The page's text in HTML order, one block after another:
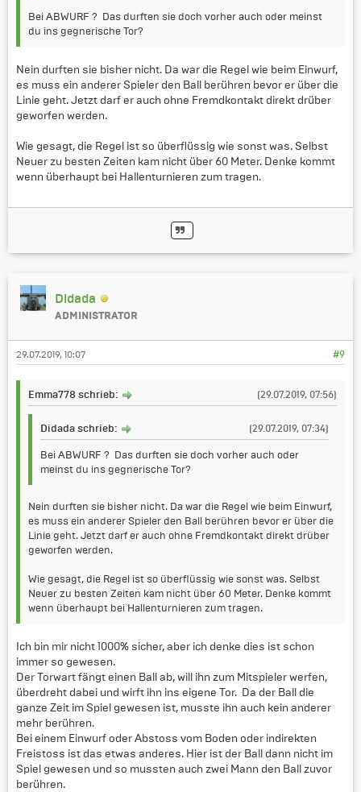
Bei ABWURF ? Das durften sie doch vorher auch oder meinst
du ins gegnerische Tor?
Nein durften sie bisher nicht. Da war die Regel wie beim Einwurf,
es muss ein anderer Spieler den Ball berühren bevor er über die
Linie geht. Jetzt darf er auch ohne Fremdkontakt direkt drüber
geworfen werden.
Wie gesagt, die Regel ist so überflüssig wie sonst was. Selbst
Neuer zu besten Zeiten kam nicht über 60 Meter. Denke kommt
wenn überhaupt bei Hallenturnieren zum tragen.
Didada
ADMINISTRATOR
#9
29.07.2019, 10:07
(29.07.2019, 07:56)
Emma778 schrieb:
(29.07.2019, 07:34)
Didada schrieb:
Bei ABWURF ? Das durften sie doch vorher auch oder
meinst du ins gegnerische Tor?
Nein durften sie bisher nicht. Da war die Regel wie beim Einwurf,
es muss ein anderer Spieler den Ball berühren bevor er über die
Linie geht. Jetzt darf er auch ohne Fremdkontakt direkt drüber
geworfen werden.
Wie gesagt, die Regel ist so überflüssig wie sonst was. Selbst
Neuer zu besten Zeiten kam nicht über 60 Meter. Denke kommt
wenn überhaupt bei Hallenturnieren zum tragen.
Ich bin mir nicht 1000% sicher, aber ich denke dies ist schon
immer so gewesen.
Der Torwart fängt einen Ball ab, will ihn zum Mitspieler werfen,
überdreht dabei und wirft ihn ins eigene Tor. Da der Ball die
ganze Zeit im Spiel gewesen ist, musste ihn auch kein anderer
mehr berühren.
Bei einem Einwurf oder Abstoss vom Boden oder indirekten
Freistoss ist das etwas anderes. Hier ist der Ball dann nicht im
Spiel gewesen und so mussten auch zwei Mann den Ball zuvor
berühren.